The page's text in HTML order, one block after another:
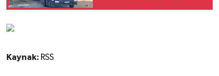
Kaynak: RSS